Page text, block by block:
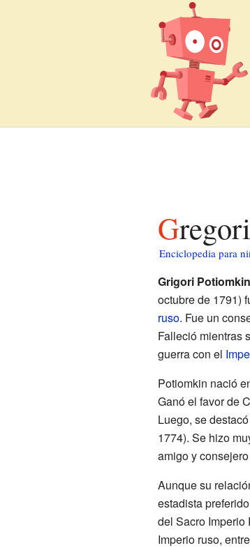
Enciclopedia para
Grigori Potiomkin
octubre de 1791)
ruso. Fue un
Falleció mientras
guerra con el
Potiomkin nació
Ganó el favor de
Luego, se
1774). Se hizo
amigo y
Aunque su
estadista
del Sacro Imperio
Imperio ruso,